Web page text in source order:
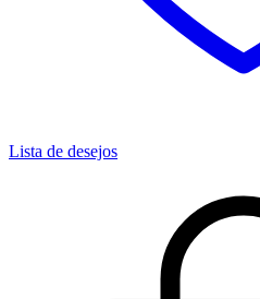
Lista de desejos